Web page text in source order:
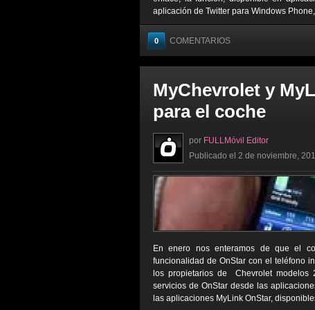
aplicación de Twitter para Windows
0 COMENTARIOS
MyChevrolet y
para el coche
por FULLMóvil Editor
Publicado el 2 de noviembre,
En enero nos enteramos de que el
funcionalidad de OnStar con el teléfono
los propietarios de Chevrolet
servicios de OnStar desde las
las aplicaciones MyLink OnStar,